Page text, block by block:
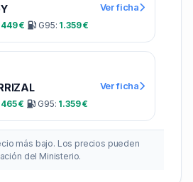
€ G95: 1.359 €
Ver ficha
€ G95: 1.359 €
Ver ficha
más bajo. Los precios pueden
del Ministerio.